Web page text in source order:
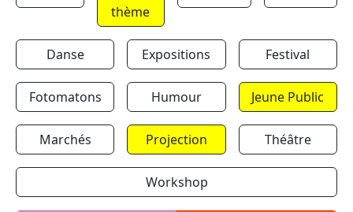
thème
Danse Expositions Festival
Fotomatons Humour Jeune Public
Marchés Projection Théâtre
Workshop